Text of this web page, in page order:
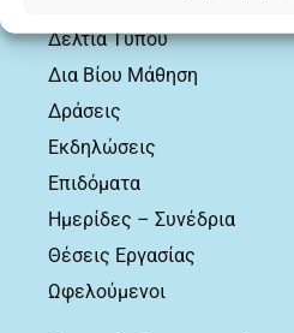
Δελτία Τύπου
Δια Βίου Μάθηση
Δράσεις
Εκδηλώσεις
Επιδόματα
Ημερίδες – Συνέδρια
Θέσεις Εργασίας
Ωφελούμενοι